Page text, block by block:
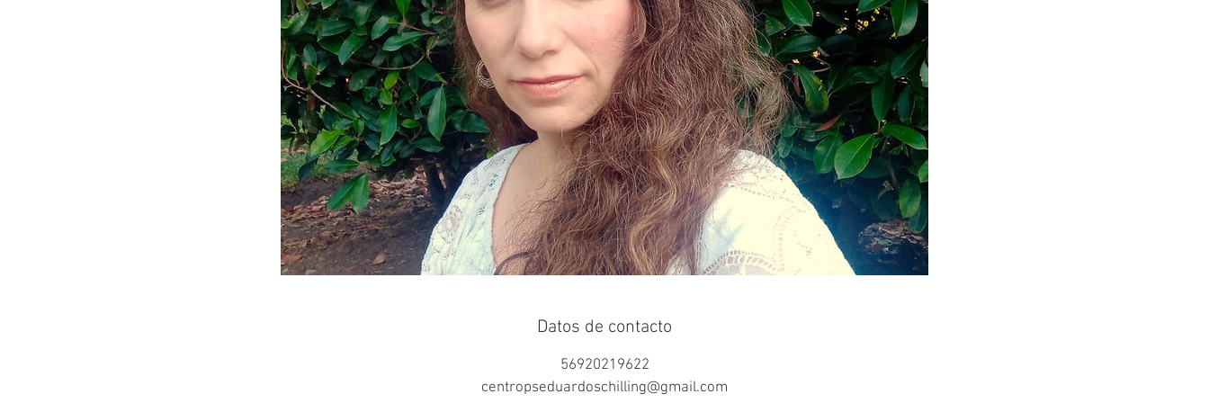
Datos de contacto
56920219622
centropseduardoschilling@gmail.com